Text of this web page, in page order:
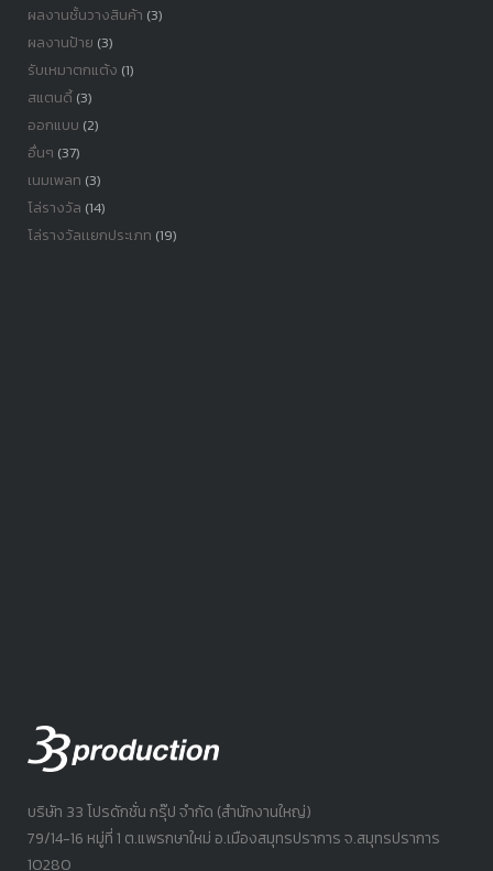
ผลงานชั้นวางสินค้า (3)
ผลงานป้าย (3)
รับเหมาตกแต้ง (1)
สแตนดี้(3)
ออกแบบ (2)
อื่นๆ (37)
เนมเพลท (3)
โล่รางวัล (14)
โล่รางวัลเเยกประเภท (19)
บริษัท 33 โปรดักชั่น กรุ๊ป จำกัด (สำนักงานใหญ่)
79/14-16 หมู่ที่ 1 ต.แพรกษาใหม่ อ.เมืองสมุทรปราการ จ.สมุทรปราการ
10280